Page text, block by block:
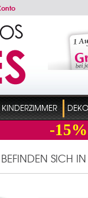
-15%
BEFINDEN SICH